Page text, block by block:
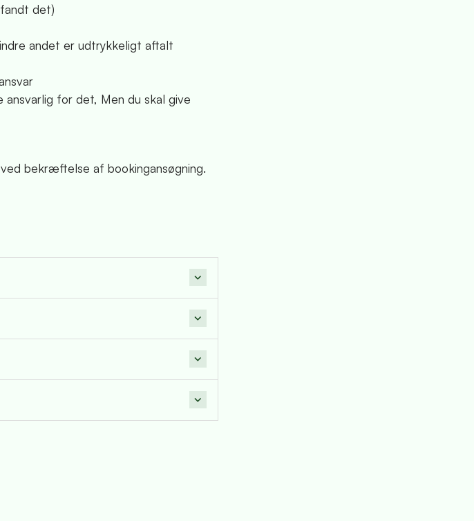
det)
andet er udtrykkeligt aftalt
for det, Men du skal give
bekræftelse af bookingansøgning.